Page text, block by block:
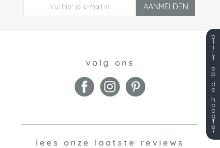
AANMELDEN
volg ons
lees onze laatste reviews
b
l
i
j
f
o
p
d
e
h
o
o
g
t
e
!